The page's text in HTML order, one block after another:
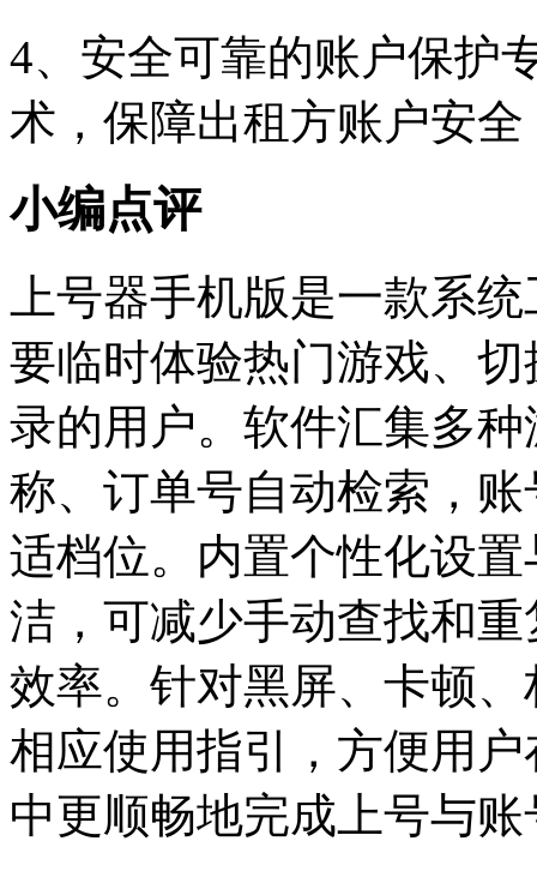
4、安全可靠的账户保护
术，保障出租方账户安全
小编点评
上号器手机版是一款系
要临时体验热门游戏、
录的用户。软件汇集多
称、订单号自动检索，
适档位。内置个性化设
洁，可减少手动查找和
效率。针对黑屏、卡顿
相应使用指引，方便用
中更顺畅地完成上号与